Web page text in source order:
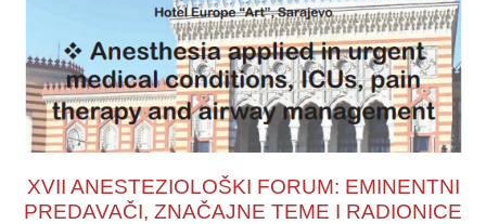
XVII ANESTEZIOLOŠKI FORUM: EMINENTNI
PREDAVAČI, ZNAČAJNE TEME I RADIONICE